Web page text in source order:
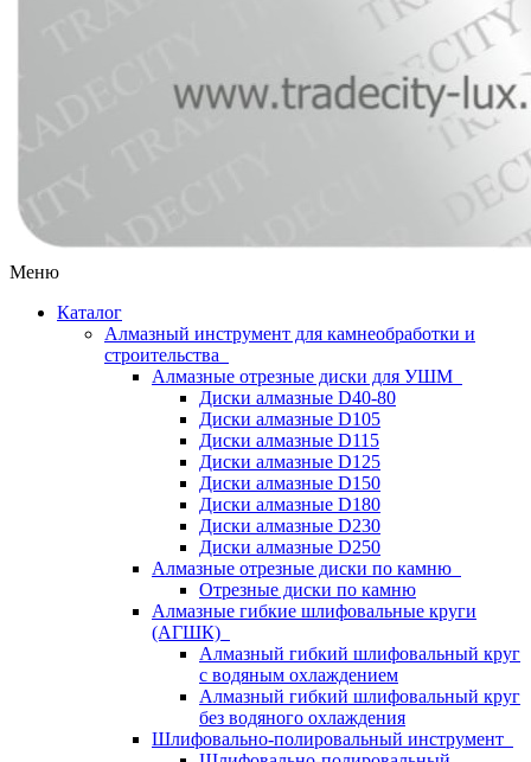
Меню
Каталог
Алмазный инструмент для камнеобработки и
строительства
Алмазные отрезные диски для УШМ
Диски алмазные D40-80
Диски алмазные D105
Диски алмазные D115
Диски алмазные D125
Диски алмазные D150
Диски алмазные D180
Диски алмазные D230
Диски алмазные D250
Алмазные отрезные диски по камню
Отрезные диски по камню
Алмазные гибкие шлифовальные круги
(АГШК)
Алмазный гибкий шлифовальный круг
с водяным охлаждением
Алмазный гибкий шлифовальный круг
без водяного охлаждения
Шлифовально-полировальный инструмент